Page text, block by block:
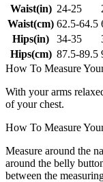
Waist(in) 24-25
Waist(cm) 62.5-64.5
Hips(in)
34-35
Hips(cm) 87.5-89.5
How To Measure
With your arms
of your chest.
How To Measure
Measure around the
around the belly
between the